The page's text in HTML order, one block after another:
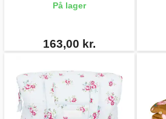
På lager
163,00 kr.